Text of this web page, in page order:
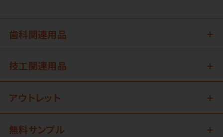
歯科関連用品
技工関連用品
アウトレット
無料サンプル